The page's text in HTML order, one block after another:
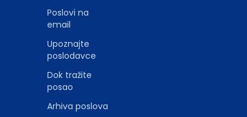
Poslovi na
email
Upoznajte
poslodavce
Dok tražite
posao
Arhiva poslova